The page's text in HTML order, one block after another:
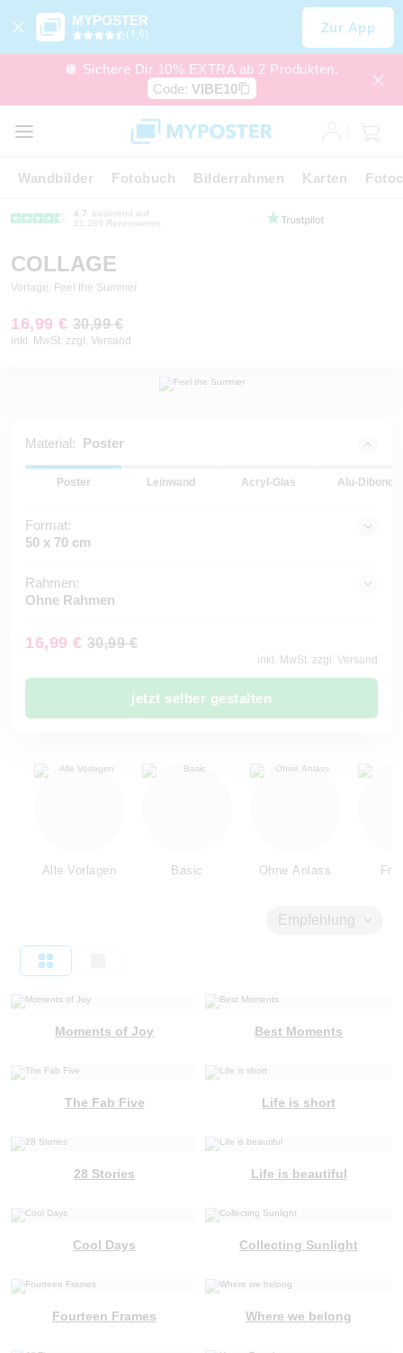
MYPOSTER
(4,6) Zur App
🪩 Sichere Dir 10% EXTRA ab 2 Produkten.
Code: VIBE10
Wandbilder Fotobuch Bilderrahmen Karten
4.7
basierend auf
21.289 Rezensionen
COLLAGE
Vorlage: Feel the Summer
16,99 € 30,99 €
inkl. MwSt. zzgl. Versand
Material: Poster
Poster Leinwand Acryl-Glas Alu-Dibond
Format:
50 x 70 cm
Rahmen:
Ohne Rahmen
16,99 € 30,99 €
inkl. MwSt. zzgl. Versand
jetzt selber gestalten
Alle Vorlagen Basic Ohne Anlass
Empfehlung
Moments of Joy Best Moments
The Fab Five Life is short
28 Stories Life is beautiful
Cool Days Collecting Sunlight
Fourteen Frames Where we belong